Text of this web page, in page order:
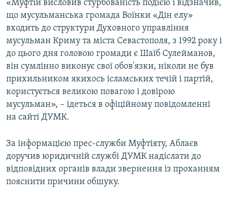
«Муфтій висловив стурбованість подією і відзначив,
що мусульманська громада Воїнки «Дін елу»
входить до структури Духовного управління
мусульман Криму та міста Севастополя, з 1992 року і
до цього дня головою громади є Шаїб Сулейманов,
він сумлінно виконує свої обов'язки, ніколи не був
прихильником якихось ісламських течій і партій,
користується великою повагою і довірою
мусульман», – ідеться в офіційному повідомленні
на сайті ДУМК.
За інформацією прес-служби Муфтіяту, Аблаєв
доручив юридичній службі ДУМК надіслати до
відповідних органів влади звернення із проханням
пояснити причини обшуку.